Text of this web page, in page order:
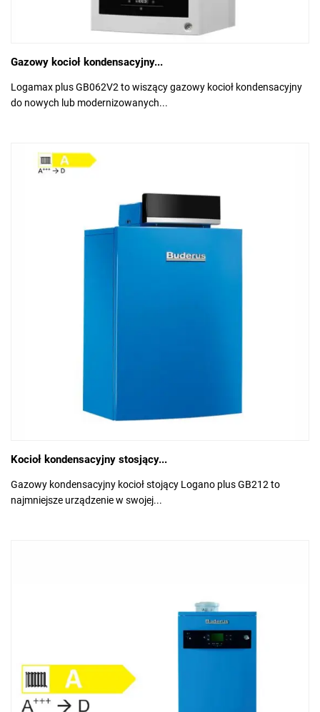
Gazowy kocioł kondensacyjny...
Logamax plus GB062V2 to wiszący gazowy kocioł kondensacyjny
do nowych lub modernizowanych...
Kocioł kondensacyjny stosjący...
Gazowy kondensacyjny kocioł stojący Logano plus GB212 to
najmniejsze urządzenie w swojej...